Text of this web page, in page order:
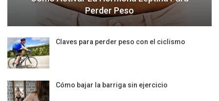
Perder Peso
Claves para perder peso con el ciclismo
Cómo bajar la barriga sin ejercicio